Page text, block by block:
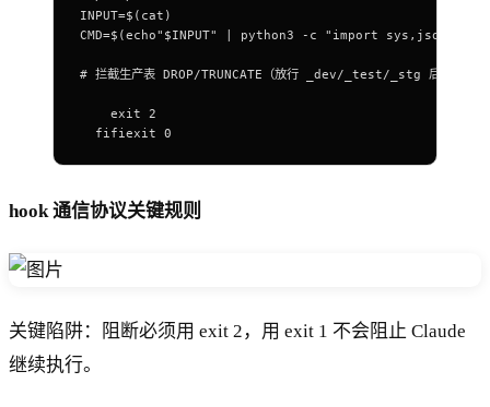
INPUT=$( cat )
CMD=$(echo" $INPUT" python3 -c "import sys,json;
# 拦截生产表 DROP/TRUNCATE（放行 _dev/_test/_stg 后
    exit
2
  fifiexit
0
hook 通信协议关键规则
关键陷阱：阻断必须用 exit 2，用 exit 1 不会阻止 Claude
继续执行。